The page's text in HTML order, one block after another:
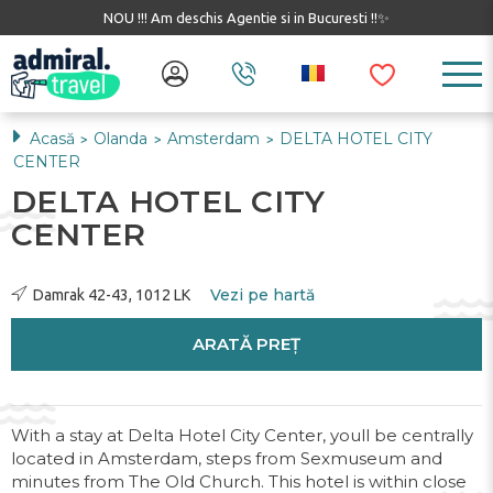
NOU !!! Am deschis Agentie si in Bucuresti !!✨
Acasă > Olanda > Amsterdam >
DELTA HOTEL CITY
CENTER
DELTA HOTEL CITY
CENTER
Damrak 42-43, 1012 LK Vezi pe hartă
ARATĂ PREȚ
With a stay at Delta Hotel City Center, youll be centrally
located in Amsterdam, steps from Sexmuseum and
minutes from The Old Church. This hotel is within close